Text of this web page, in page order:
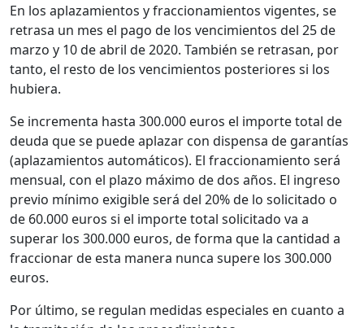
En los aplazamientos y fraccionamientos vigentes, se
retrasa un mes el pago de los vencimientos del 25 de
marzo y 10 de abril de 2020. También se retrasan, por
tanto, el resto de los vencimientos posteriores si los
hubiera.
Se incrementa hasta 300.000 euros el importe total de
deuda que se puede aplazar con dispensa de garantías
(aplazamientos automáticos). El fraccionamiento será
mensual, con el plazo máximo de dos años. El ingreso
previo mínimo exigible será del 20% de lo solicitado o
de 60.000 euros si el importe total solicitado va a
superar los 300.000 euros, de forma que la cantidad a
fraccionar de esta manera nunca supere los 300.000
euros.
Por último, se regulan medidas especiales en cuanto a